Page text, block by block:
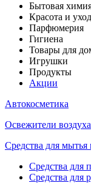
Бытовая
Красота и уход
Парфюмерия
Гигиена
Товары для
Игрушки
Продукты
Акции
Автокосметика
Освежители воздуха
Средства для мытья
Средства для
Средства для